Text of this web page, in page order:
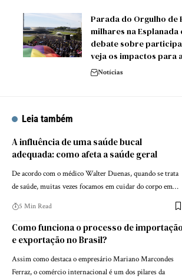
Parada do Orgulho de
milhares na
debate sobre
veja os impactos para
Notícias
Leia também
A influência de uma saúde bucal
adequada: como afeta a saúde geral
De acordo com o médico Walter Duenas, quando se trata
de saúde, muitas vezes focamos em cuidar do corpo em…
5 Min Read
Como funciona o processo de
e exportação no Brasil?
Assim como destaca o empresário Mariano Marcondes
Ferraz, o comércio internacional é um dos pilares da